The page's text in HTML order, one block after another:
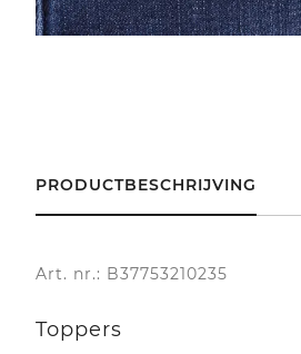
PRODUCTBESCHRIJVING
Art. nr.: B37753210235
Toppers